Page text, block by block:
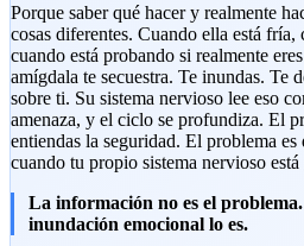
Porque saber qué hacer y realmente
cosas diferentes. Cuando ella está fría,
cuando está probando si realmente
amígdala te secuestra. Te inundas. Te
sobre ti. Su sistema nervioso lee eso
amenaza, y el ciclo se profundiza. El
entiendas la seguridad. El problema es
cuando tu propio sistema nervioso
La información no es el
inundación emocional lo es.